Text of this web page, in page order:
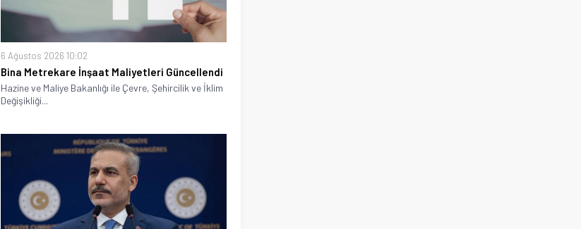
6 Ağustos 2026 10:02
Bina Metrekare İnşaat Maliyetleri Güncellendi
Hazine ve Maliye Bakanlığı ile Çevre, Şehircilik ve İklim
Değişikliği...